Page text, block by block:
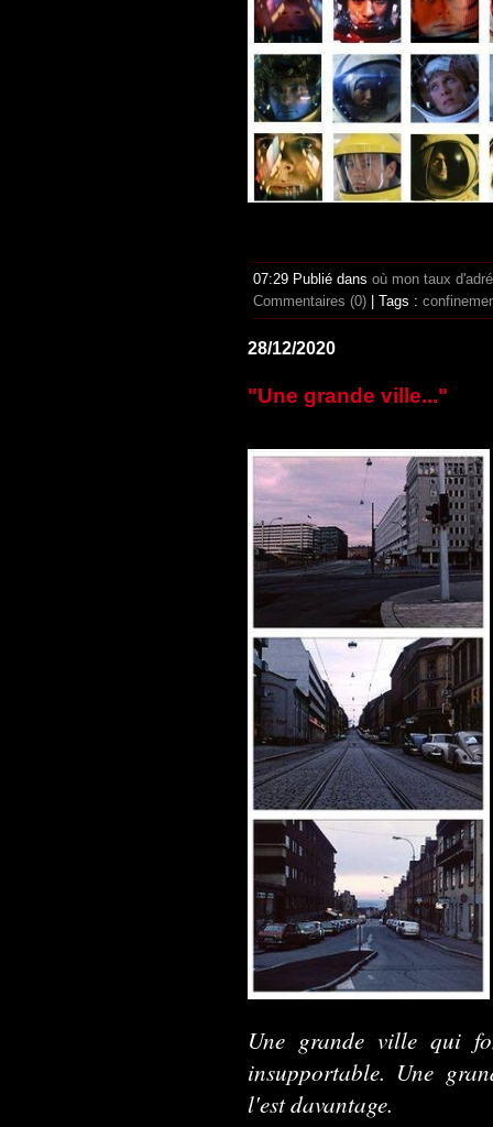
07:29 Publié dans où mon taux
Commentaires (0) | Tags :
28/12/2020
"Une grande ville..."
Une grande ville qui
insupportable. Une
l'est davantage.